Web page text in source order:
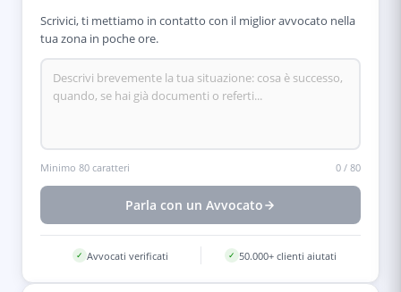
Scrivici, ti mettiamo in contatto con il miglior avvocato nella
tua zona in poche ore.
Minimo 80 caratteri 0 / 80
Parla con un Avvocato
✓ Avvocati verificati ✓ 50.000+ clienti aiutati